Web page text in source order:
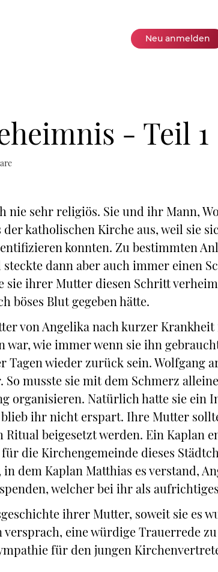
Neu anmelden
- Teil 1
nie sehr religiös. Sie und ihr Mann,
katholischen Kirche aus, weil sie
konnten. Zu bestimmten
dann aber auch immer einen
sie ihrer Mutter diesen Schritt
böses Blut gegeben hätte.
von Angelika nach kurzer Krankheit
war, wie immer wenn sie ihn
Tagen wieder zurück sein. Wolfgang
musste sie mit dem Schmerz
organisieren. Natürlich hatte sie ein
ihr nicht erspart. Ihre Mutter
beigesetzt werden. Ein Kaplan
die Kirchengemeinde dieses
dem Kaplan Matthias es verstand,
welcher bei ihr als
ihrer Mutter, soweit sie es
eine würdige Trauerrede
für den jungen